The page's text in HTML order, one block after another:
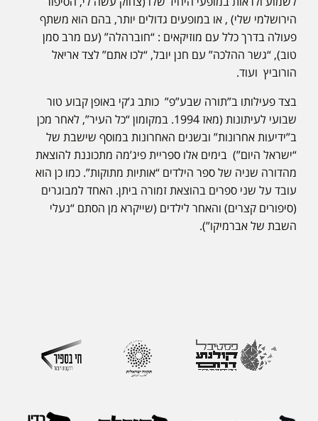
הירושלמי שלי) , או במופעים גדולים יותר, בהם הוא משתף
פעולה בדרך כלל עם מוזיקאים : “חוברהלה” (עם מרב סמן
טוב), “גשר ההלכה” עם חנן יובל, “לכו אתם” לצד אריאל
הורוביץ ועוד.
בצד פעילותו ב”תורה שבע”פ” כותב ג’קי באופן קבוע טור
שבועי לעיתונות (מאז 1994. במקומון “כל העיר”, לאחר מכן
ב”ידיעות אחרונות” ובשנים האחרונות במוסף שישבת של
“ישראל היום”) בימים אלו ספריית פיג’מה מתכוננת להוצאת
מהדורה שניה של ספר הילדים “אותיות מתוקות”. כמו כן הוא
עובד על שני ספרים בהוצאת זמורה ביתן. האחד למבוגרים
(סיפורים קצרים) והאחר לילדים (שייקרא מן הסתם “נעלי
השבת של אברמיקו”).